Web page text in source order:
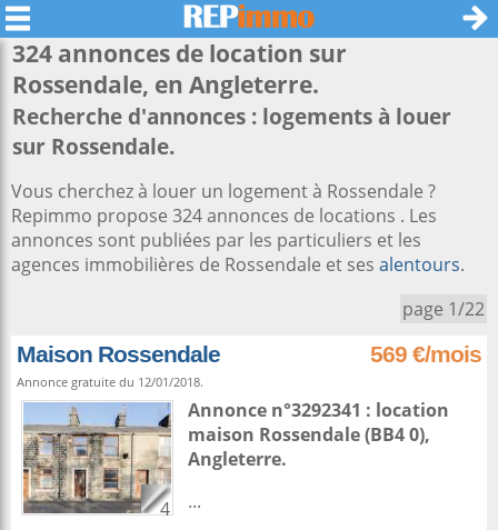
324 annonces de location sur
Rossendale, en Angleterre.
Recherche d'annonces : logements à louer
sur Rossendale.
Vous cherchez à louer un logement à Rossendale ?
Repimmo propose 324 annonces de locations . Les
annonces sont publiées par les particuliers et les
agences immobilières de Rossendale et ses alentours.
page 1/22
Maison Rossendale 569 €/mois
Annonce gratuite du 12/01/2018.
4
Annonce n°3292341 : location
maison Rossendale(BB4 0),
Angleterre.
...